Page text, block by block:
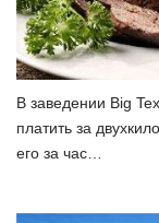
В заведении Big
платить за
его за час…